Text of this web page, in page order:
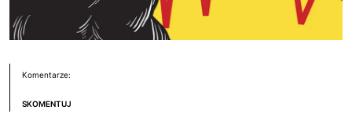
Komentarze:
SKOMENTUJ